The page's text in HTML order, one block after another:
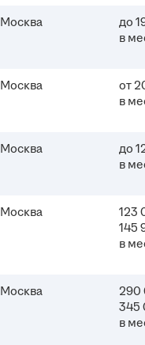
Москва
до
в
Москва
от
в
Москва
до
в
Москва
123
145
в
Москва
290
345
в